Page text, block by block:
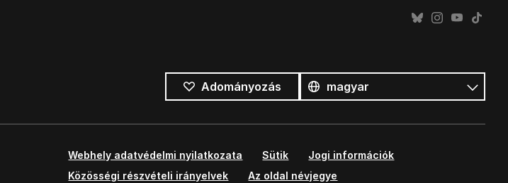
Adományozás
nyelv
Nyelv
Webhely adatvédelmi nyilatkozata Sütik
Jogi információk
Közösségi részvételi irányelvek
Az oldal névjegye